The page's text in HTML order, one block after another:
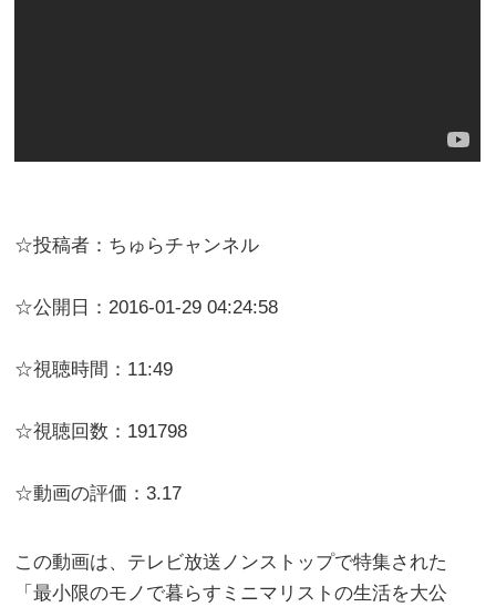
☆投稿者：ちゅらチャンネル
☆公開日：2016-01-29 04:24:58
☆視聴時間：11:49
☆視聴回数：191798
☆動画の評価：3.17
この動画は、テレビ放送ノンストップで特集された
「最小限のモノで暮らすミニマリストの生活を大公